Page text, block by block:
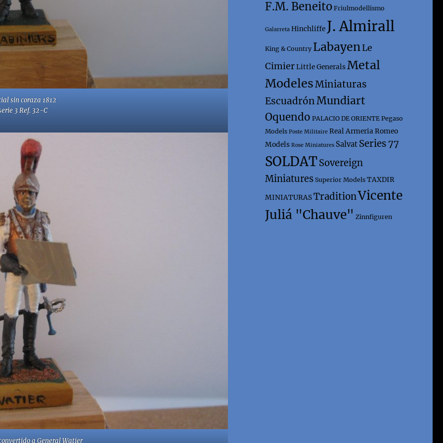
sin coraza 1812
3 Ref. 32-C
a General Watier
F.M. Beneito Friulmodellismo
Galarreta Hinchliffe J. Almirall
King & Country LabayenLe
CimierLittle GeneralsMetal
Modeles Miniaturas
Escuadrón Mundiart
Oquendo PALACIO DE ORIENTE Pegaso
Models Poste Militaire Real ArmeriaRomeo
Models Rose Miniatures Salvat Series 77
SOLDATSovereign
Miniatures Superior Models TAXDIR
MINIATURASTraditionVicente
Juliá "Chauve" Zinnfiguren